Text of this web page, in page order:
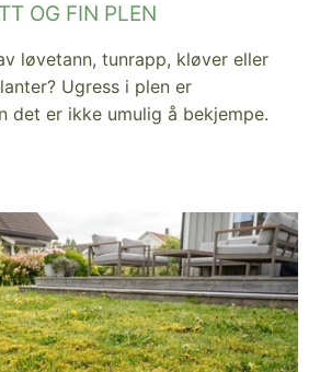
OG FIN PLEN
løvetann, tunrapp, kløver eller
Ugress i plen er
det er ikke umulig å bekjempe.